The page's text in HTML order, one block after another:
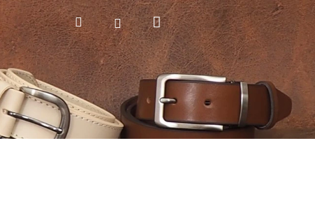
HledatPřihlášeníNákupní
košík